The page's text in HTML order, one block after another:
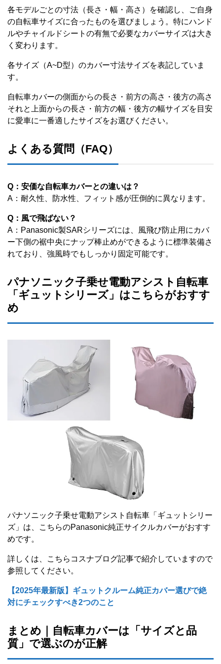
各モデルごとの寸法（長さ・幅・高さ）を確認し、ご自身
の自転車サイズに合ったものを選びましょう。特にハンド
ルやチャイルドシートの有無で必要なカバーサイズは大き
く変わります。
各サイズ（A~D型）のカバー寸法サイズを表記していま
す。
自転車カバーの側面からの長さ・前方の高さ・後方の高さ
それと上面からの長さ・前方の幅・後方の幅サイズを目安
に愛車に一番適したサイズをお選びください。
よくある質問（FAQ）
Q：安価な自転車カバーとの違いは？
A：耐久性、防水性、フィット感が圧倒的に異なります。
Q：風で飛ばない？
A：Panasonic製SARシリーズには、風飛び防止用にカバ
ー下側の裾中央にナップ棒止めができるように標準装備さ
れており、強風時でもしっかり固定可能です。
パナソニック子乗せ電動アシスト自転車
「ギュットシリーズ」はこちらがおすす
め
パナソニック子乗せ電動アシスト自転車「ギュットシリー
ズ」は、こちらのPanasonic純正サイクルカバーがおすす
めです。
詳しくは、こちらコスナブログ記事で紹介していますので
参照してください。
【2025年最新版】ギュットクルーム純正カバー選びで絶
対にチェックすべき2つのこと
まとめ｜自転車カバーは「サイズと品
質」で選ぶのが正解